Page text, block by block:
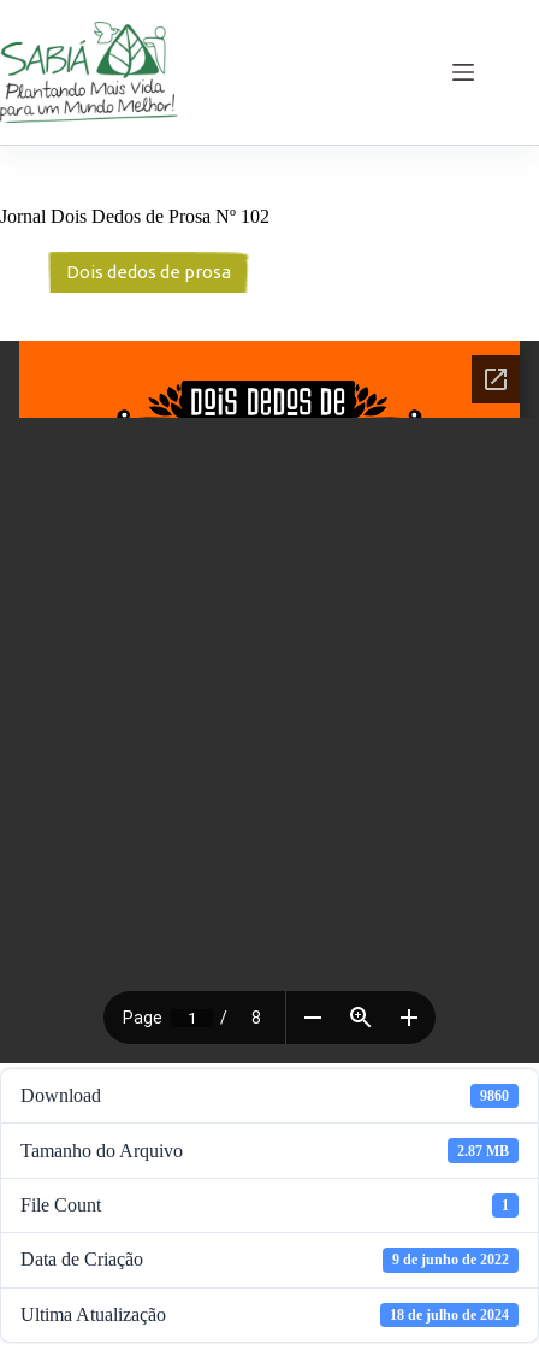
o
conteúdo
Jornal Dois Dedos de Prosa Nº 102
Dois dedos de prosa
Download 9860
Tamanho do Arquivo 2.87 MB
File Count 1
Data de Criação 9 de junho de 2022
Ultima Atualização 18 de julho de 2024